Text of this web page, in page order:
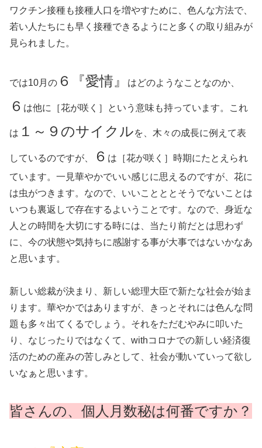
ワクチン接種も接種人口を増やすために、色んな方法で、
若い人たちにも早く接種できるようにと多くの取り組みが
見られました。
では10月の ６『愛情』 はどのようなことなのか、
６ は他に［花が咲く］という意味も持っています。これ
は １～９のサイクルを、木々の成長に例えて表
しているのですが、 ６ は［花が咲く］時期にたとえられ
ています。一見華やかでいい感じに思えるのですが、花に
は虫がつきます。なので、いいことととそうでないことは
いつも裏返しで存在するよいうことです。なので、身近な
人との時間を大切にする時には、当たり前だとは思わず
に、今の状態や気持ちに感謝する事が大事ではないかなあ
と思います。
新しい総裁が決まり、新しい総理大臣で新たな社会が始ま
ります。華やかではありますが、きっとそれには色んな問
題も多々出てくるでしょう。それをただむやみに叩いた
り、なじったりではなくて、withコロナでの新しい経済復
活のための産みの苦しみとして、社会が動いていって欲し
いなぁと思います。
皆さんの、個人月数秘は何番ですか？